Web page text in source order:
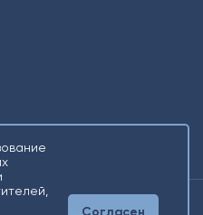
Согласен